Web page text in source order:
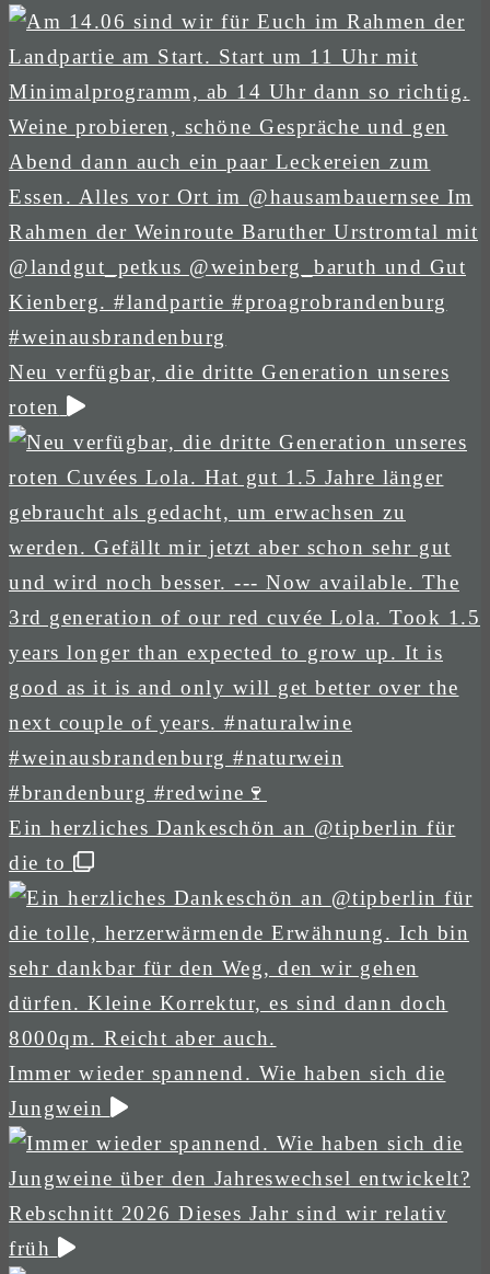
Neu verfügbar, die dritte Generation unseres
roten
Ein herzliches Dankeschön an @tipberlin für
die to
Immer wieder spannend. Wie haben sich die
Jungwein
Rebschnitt 2026 Dieses Jahr sind wir relativ
früh